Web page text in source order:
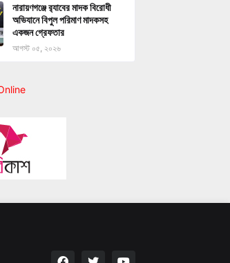
নারায়ণগঞ্জে র‍্যাবের মাদক বিরোধী
অভিযানে বিপুল পরিমাণ মাদকসহ
একজন গ্রেফতার
আগস্ট ০৫, ২০২৬